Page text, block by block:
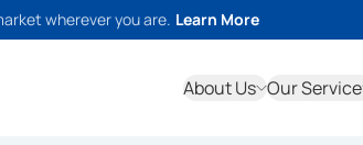
wherever you are. Learn More
About Us Our Service